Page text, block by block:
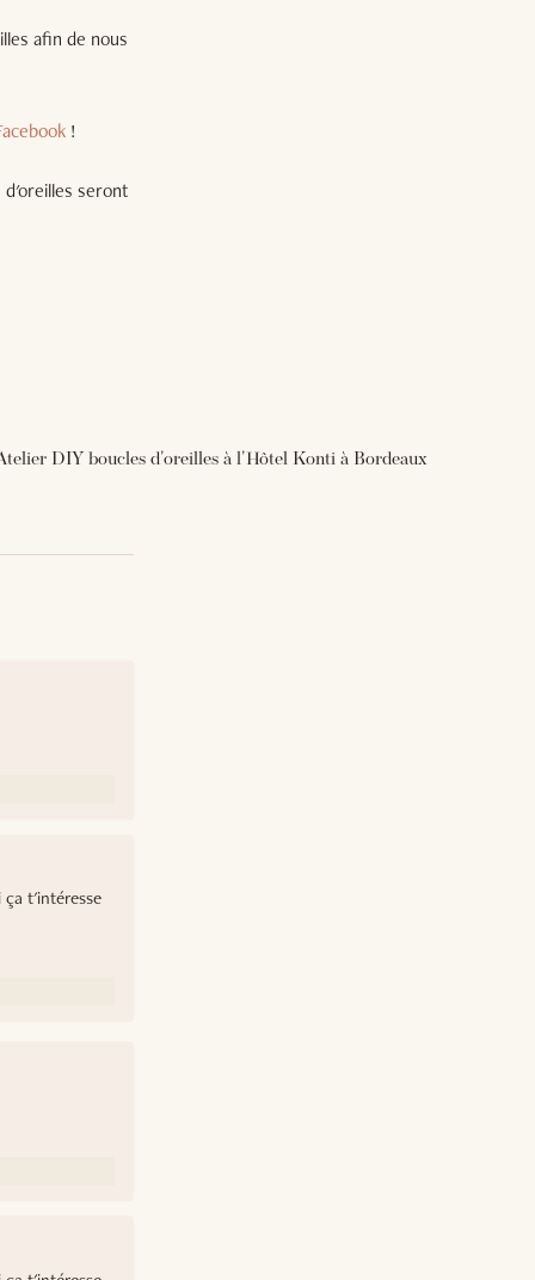
afin de nous
!
d'oreilles seront
DIY boucles d'oreilles à l'Hôtel Konti à Bordeaux
t'intéresse